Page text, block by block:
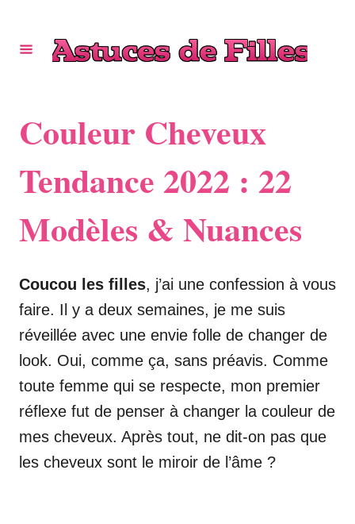
Couleur Cheveux
Tendance 2022 : 22
Modèles & Nuances
Coucou les filles, j’ai une confession à vous
faire. Il y a deux semaines, je me suis
réveillée avec une envie folle de changer de
look. Oui, comme ça, sans préavis. Comme
toute femme qui se respecte, mon premier
réflexe fut de penser à changer la couleur de
mes cheveux. Après tout, ne dit-on pas que
les cheveux sont le miroir de l’âme ?